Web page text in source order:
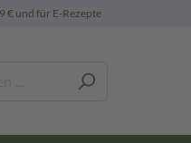
€ und für E-Rezepte